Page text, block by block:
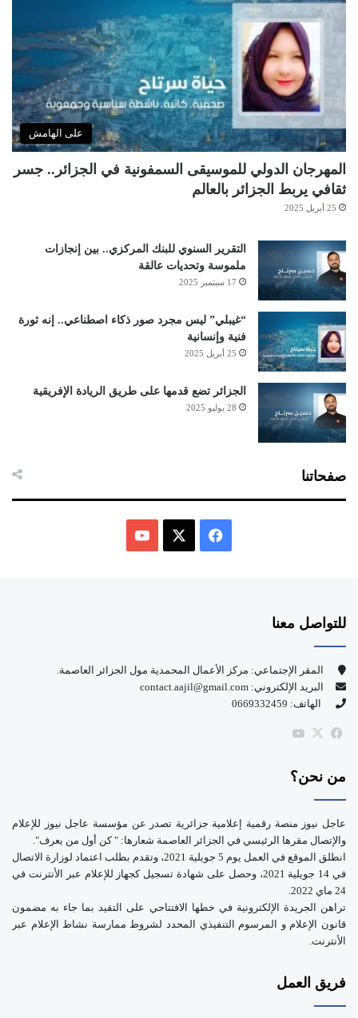
على الهامش
المهرجان الدولي للموسيقى السمفونية في الجزائر.. جسر
ثقافي يربط الجزائر بالعالم
25 أبريل 2025
التقرير السنوي للبنك المركزي.. بين إنجازات
ملموسة وتحديات عالقة
17 سبتمبر 2025
“غيبلي” ليس مجرد صور ذكاء اصطناعي.. إنه ثورة
فنية وإنسانية
25 أبريل 2025
الجزائر تضع قدمها على طريق الريادة الإفريقية
28 يوليو 2025
صفحاتنا
و
ك
للتواصل معنا
المقر الإجتماعي: مركز الأعمال المحمدية مول الجزائر العاصمة.
البريد الإلكتروني: contact.aajil@gmail.com
الهاتف: 0669332459
فيسبوك
‫X
من نحن؟
عاجل نيوز منصة رقمية إعلامية جزائرية تصدر عن مؤسسة عاجل نيوز للإعلام
والإتصال مقرها الرئيسي في الجزائر العاصمة شعارها: " كن أول من يعرف".
انطلق الموقع في العمل يوم 5 جويلية 2021، وتقدم بطلب اعتماد لوزارة الاتصال
في 14 جويلية 2021، وحصل على شهادة تسجيل كجهاز للإعلام عبر الأنترنت في
24 ماي 2022.
تراهن الجريدة الإلكترونية في خطها الافتتاحي على التقيد بما جاء به مضمون
قانون الإعلام و المرسوم التنفيذي المحدد لشروط ممارسة نشاط الإعلام عبر
الأنترنت.
فريق العمل